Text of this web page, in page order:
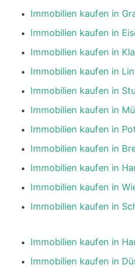
Immobilien kaufen in
Immobilien kaufen in
Immobilien kaufen in
Immobilien kaufen in
Immobilien kaufen in
Immobilien kaufen in
Immobilien kaufen in
Immobilien kaufen in
Immobilien kaufen in
Immobilien kaufen in
Immobilien kaufen in
Immobilien kaufen in
Immobilien kaufen in